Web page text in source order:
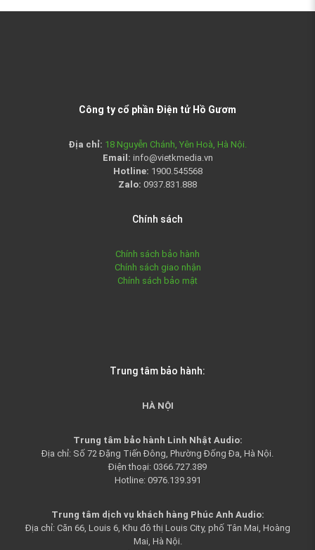
Công ty cổ phần Điện tử Hồ Gươm
Địa chỉ: 18 Nguyễn Chánh, Yên Hoà, Hà Nội.
Email: info@vietkmedia.vn
Hotline: 1900.545568
Zalo: 0937.831.888
Chính sách
Chính sách bảo hành
Chính sách giao nhận
Chính sách bảo mật
Trung tâm bảo hành:
HÀ NỘI
Trung tâm bảo hành Linh Nhật Audio:
Địa chỉ: Số 72 Đặng Tiến Đông, Phường Đống Đa, Hà Nội.
Điện thoại: 0366.727.389
Hotline: 0976.139.391
Trung tâm dịch vụ khách hàng Phúc Anh Audio:
Địa chỉ: Căn 66, Louis 6, Khu đô thị Louis City, phố Tân Mai, Hoàng
Mai, Hà Nội.